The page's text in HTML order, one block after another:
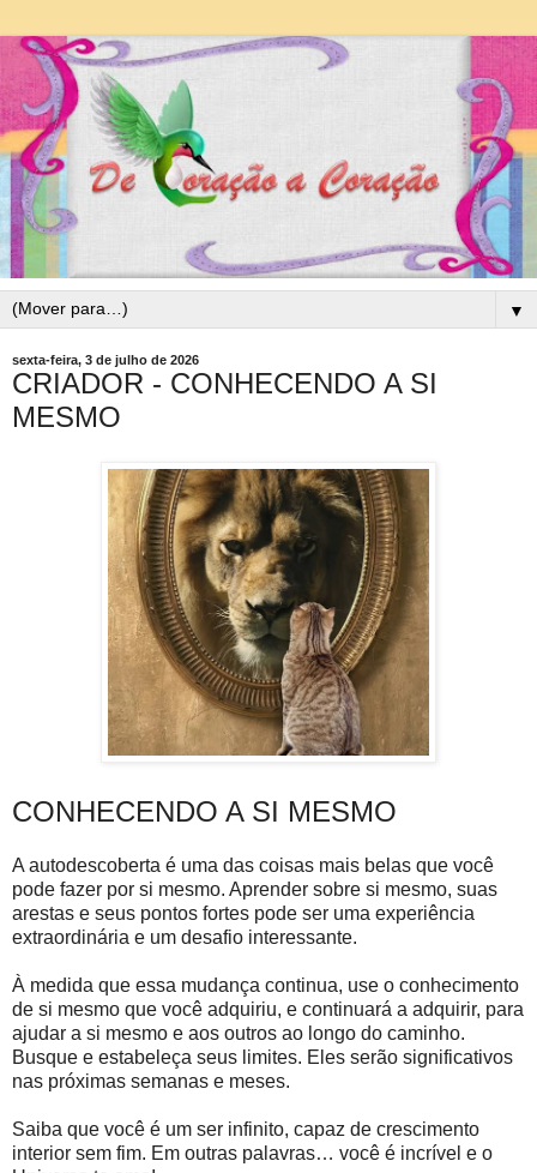
▼
sexta-feira, 3 de julho de 2026
CRIADOR - CONHECENDO A SI
MESMO
CONHECENDO A SI MESMO
A autodescoberta é uma das coisas mais belas que você
pode fazer por si mesmo. Aprender sobre si mesmo, suas
arestas e seus pontos fortes pode ser uma experiência
extraordinária e um desafio interessante.
À medida que essa mudança continua, use o conhecimento
de si mesmo que você adquiriu, e continuará a adquirir, para
ajudar a si mesmo e aos outros ao longo do caminho.
Busque e estabeleça seus limites. Eles serão significativos
nas próximas semanas e meses.
Saiba que você é um ser infinito, capaz de crescimento
interior sem fim. Em outras palavras… você é incrível e o